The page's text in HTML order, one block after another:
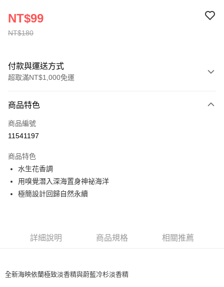
NT$180
NT$99
付款與運送方式
超取滿NT$1,000免運
信用卡一次付款
ATM付款
運送方式
付款後全家取貨
每筆NT$80，滿NT$1,000(含以上)免運費
付款後7-11取貨
每筆NT$80，滿NT$1,000(含以上)免運費
商品特色
商品編號
11541197
商品特色
水生花香調
用嗅覺潛入深海置身神祕海洋
極簡設計回歸自然永續
詳細說明 商品規格 相關推薦
全新海映依蘭極致淡香精與蔚藍冷杉淡香精